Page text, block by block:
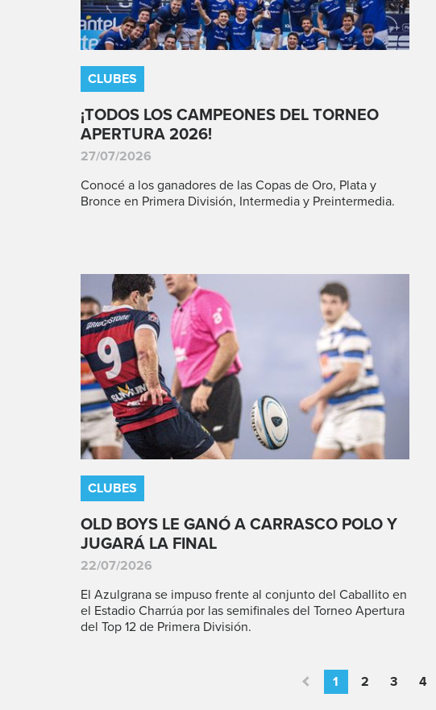
CLUBES
¡TODOS LOS CAMPEONES DEL TORNEO
APERTURA 2026!
27/07/2026
Conocé a los ganadores de las Copas de Oro, Plata y
Bronce en Primera División, Intermedia y Preintermedia.
CLUBES
OLD BOYS LE GANÓ A CARRASCO POLO Y
JUGARÁ LA FINAL
22/07/2026
El Azulgrana se impuso frente al conjunto del Caballito en
el Estadio Charrúa por las semifinales del Torneo Apertura
del Top 12 de Primera División.
1 2 3 4